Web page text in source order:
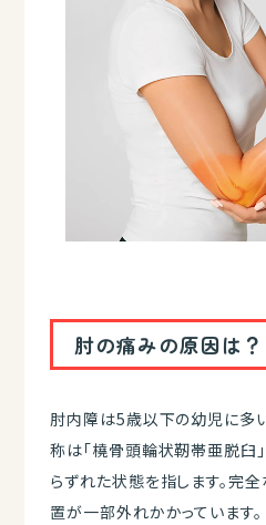
肘の痛みの原因は？
肘内障は5歳以下の幼児に多
称は「橈骨頭輪状靭帯亜脱臼
らずれた状態を指します。完
置が一部外れかかっています。